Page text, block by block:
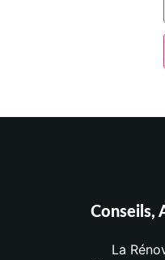
Conseils,
La